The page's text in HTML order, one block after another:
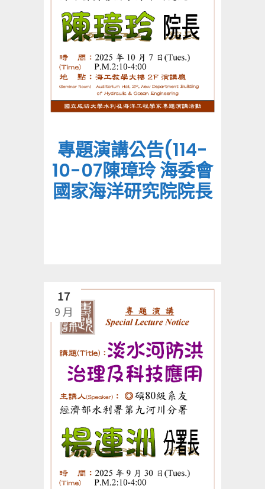
專題演講公告(114-
10-07陳璋玲 海委會
國家海洋研究院院長
17
9 月